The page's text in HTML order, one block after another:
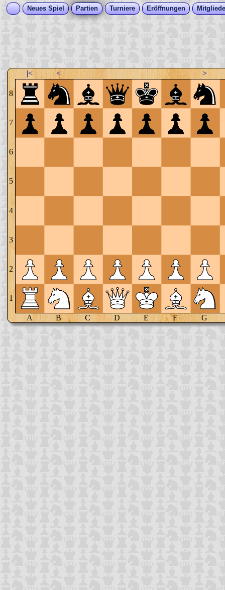
Neues Spiel Partien Turniere Eröffnungen
|< < >
8
7
6
5
4
3
2
1
A B C D E F G